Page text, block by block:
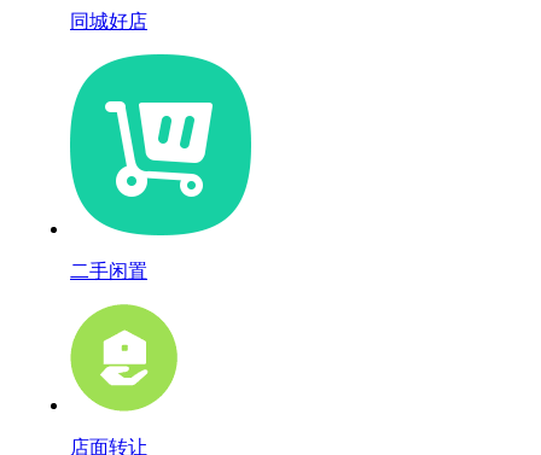
同城好店
二手闲置
店面转让